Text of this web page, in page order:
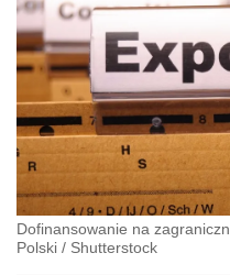
Dofinansowanie na
Polski / Shutterstock